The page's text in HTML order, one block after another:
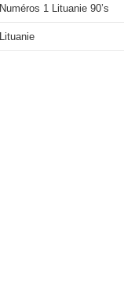
Numéros 1 Lituanie 90’s
Lituanie